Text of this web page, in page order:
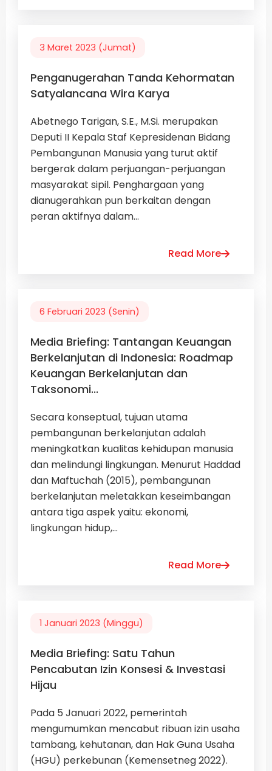
3 Maret 2023 (Jumat)
Penganugerahan Tanda Kehormatan
Satyalancana Wira Karya
Abetnego Tarigan, S.E., M.Si. merupakan
Deputi II Kepala Staf Kepresidenan Bidang
Pembangunan Manusia yang turut aktif
bergerak dalam perjuangan-perjuangan
masyarakat sipil. Penghargaan yang
dianugerahkan pun berkaitan dengan
peran aktifnya dalam...
Read More
6 Februari 2023 (Senin)
Media Briefing: Tantangan Keuangan
Berkelanjutan di Indonesia: Roadmap
Keuangan Berkelanjutan dan
Taksonomi...
Secara konseptual, tujuan utama
pembangunan berkelanjutan adalah
meningkatkan kualitas kehidupan manusia
dan melindungi lingkungan. Menurut Haddad
dan Maftuchah (2015), pembangunan
berkelanjutan meletakkan keseimbangan
antara tiga aspek yaitu: ekonomi,
lingkungan hidup,...
Read More
1 Januari 2023 (Minggu)
Media Briefing: Satu Tahun
Pencabutan Izin Konsesi & Investasi
Hijau
Pada 5 Januari 2022, pemerintah
mengumumkan mencabut ribuan izin usaha
tambang, kehutanan, dan Hak Guna Usaha
(HGU) perkebunan (Kemensetneg 2022).